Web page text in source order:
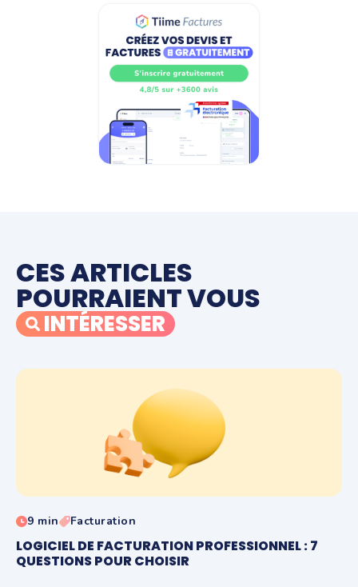
CES ARTICLES
POURRAIENT VOUS
INTÉRESSER
9 min Facturation
LOGICIEL DE FACTURATION PROFESSIONNEL : 7
QUESTIONS POUR CHOISIR